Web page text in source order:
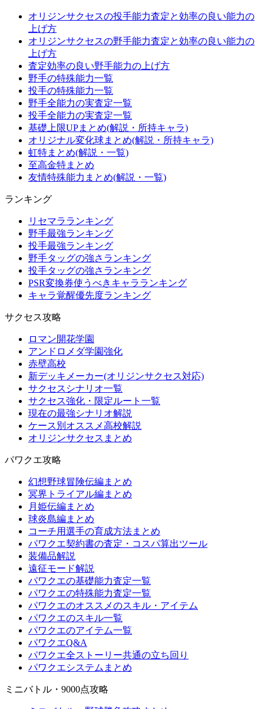
オリジンサクセスの投手能力査定と効率の良い能力の
上げ方
オリジンサクセスの野手能力査定と効率の良い能力の
上げ方
査定効率の良い野手能力の上げ方
野手の特殊能力一覧
投手の特殊能力一覧
野手全能力の実査定一覧
投手全能力の実査定一覧
基礎上限UPまとめ(解説・所持キャラ)
オリジナル変化球まとめ(解説・所持キャラ)
虹特まとめ(解説・一覧)
至高金特まとめ
友情特殊能力まとめ(解説・一覧)
ランキング
リセマラランキング
野手最強ランキング
投手最強ランキング
野手タッグの強さランキング
投手タッグの強さランキング
PSR変換券使うべきキャラランキング
キャラ覚醒優先度ランキング
サクセス攻略
ロマン開花学園
アンドロメダ学園強化
赤壁高校
新デッキメーカー(オリジンサクセス対応)
サクセスシナリオ一覧
サクセス強化・限定ルート一覧
現在の最強シナリオ解説
ケース別オススメ高校解説
オリジンサクセスまとめ
パワクエ攻略
幻想野球冒険伝編まとめ
冥界トライアル編まとめ
月姫伝編まとめ
球炎島編まとめ
コーチ用選手の育成方法まとめ
パワクエ契約書の査定・コスパ算出ツール
装備品解説
遠征モード解説
パワクエの基礎能力査定一覧
パワクエの特殊能力査定一覧
パワクエのオススメのスキル・アイテム
パワクエのスキル一覧
パワクエのアイテム一覧
パワクエQ&A
パワクエ全ストーリー共通の立ち回り
パワクエシステムまとめ
ミニバトル・9000点攻略